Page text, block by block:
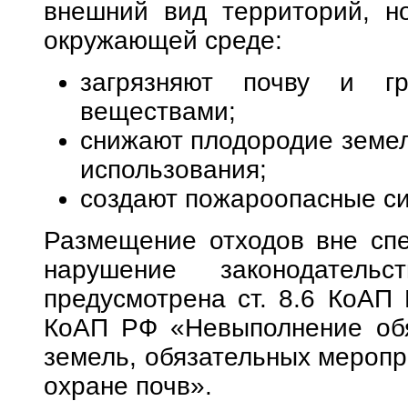
внешний вид территорий,
окружающей среде:
загрязняют почву и
веществами;
снижают плодородие
использования;
создают пожароопасные
Размещение отходов вне
нарушение
предусмотрена ст. 8.6
КоАП РФ «Невыполнение
земель, обязательных
охране почв».